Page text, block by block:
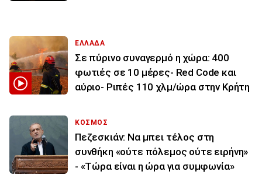
ΕΛΛΑΔΑ
Σε πύρινο συναγερμό η χώρα: 400
φωτιές σε 10 μέρες- Red Code και
αύριο- Ριπές 110 χλμ/ώρα στην Κρήτη
ΚΟΣΜΟΣ
Πεζεσκιάν: Να μπει τέλος στη
συνθήκη «ούτε πόλεμος ούτε ειρήνη»
- «Τώρα είναι η ώρα για συμφωνία»